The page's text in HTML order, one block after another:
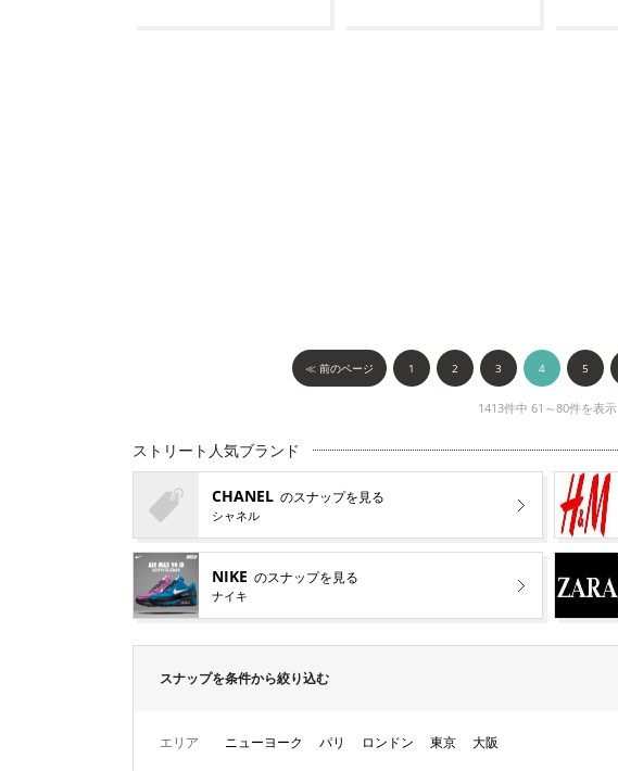
≪ 前のページ 1 2 3 4 5
1413件中 61～80件を表示
ストリート人気ブランド
CHANEL のスナップを見る
シャネル
NIKE のスナップを見る
ナイキ
スナップを条件から絞り込む
エリア ニューヨーク パリ ロンドン 東京 大阪